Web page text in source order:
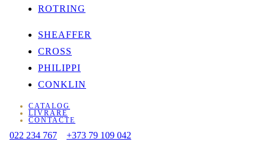
ROTRING
SHEAFFER
CROSS
PHILIPPI
CONKLIN
CATALOG
LIVRARE
CONTACTE
022 234 767
+373 79 109 042